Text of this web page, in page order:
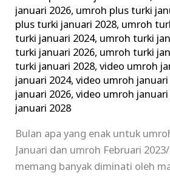
januari 2026, umroh plus turki
plus turki januari 2028, umroh
turki januari 2024, umroh turki
turki januari 2026, umroh turki
turki januari 2028,video umroh
januari 2024,video umroh januari
januari 2026,video umroh januari
januari 2028
Bulan apa yang enak untuk
Januari dan umroh Februari
memang banyak diminati oleh